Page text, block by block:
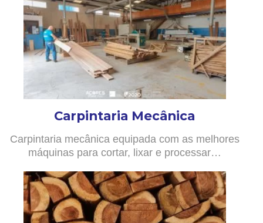
Carpintaria Mecânica
Carpintaria mecânica equipada com as melhores
máquinas para cortar, lixar e processar…